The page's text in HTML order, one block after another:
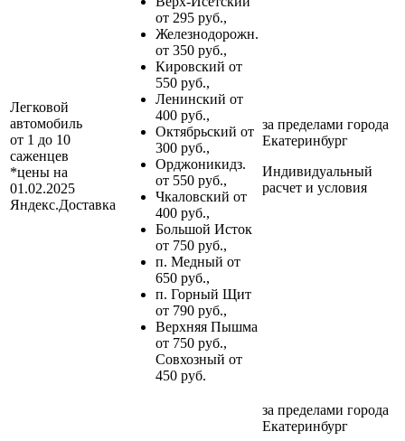
Легковой
автомобиль
от 1 до 10
саженцев
*цены на
01.02.2025
Яндекс.Доставка
от 295 руб.,
Железнодорожн.
от 350 руб.,
Кировский от
550 руб.,
Ленинский от
400 руб.,
Октябрьский от
300 руб.,
Орджоникидз.
от 550 руб.,
Чкаловский от
400 руб.,
Большой Исток
от 750 руб.,
п. Медный от
650 руб.,
п. Горный Щит
от 790 руб.,
Верхняя Пышма
от 750 руб.,
Совхозный от
450 руб.
за пределами города
Екатеринбург
Индивидуальный
расчет и условия
за пределами города
Екатеринбург